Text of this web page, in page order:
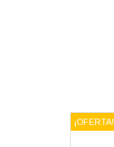
¡OFERTA!